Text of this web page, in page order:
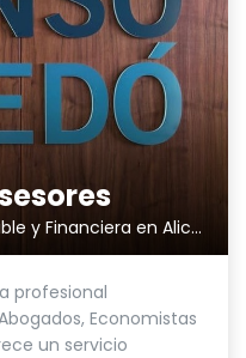
Asesoria Fiscal, Laboral, Contable y Financiera en Alicante
profesional
Economistas
un servicio